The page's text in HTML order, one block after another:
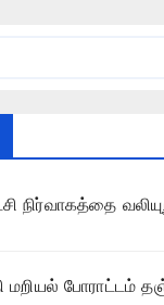
நிர்வாகத்தை
போராட்டம்